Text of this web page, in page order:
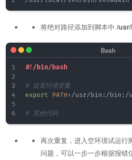
将绝对路径添加到脚本中 /
#!/bin/bash
# 设置环境变量
export
PATH=/usr/bin:/bin:/
# 其他代码
再次重复，进入空环境试运行
问题，可以一步一步根据报错